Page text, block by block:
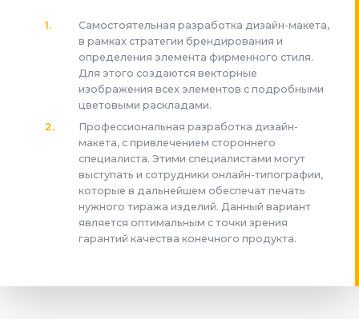
Самостоятельная разработка дизайн-макета,
в рамках стратегии брендирования и
определения элемента фирменного стиля.
Для этого создаются векторные
изображения всех элементов с подробными
цветовыми раскладами.
Профессиональная разработка дизайн-
макета, с привлечением стороннего
специалиста. Этими специалистами могут
выступать и сотрудники онлайн-типографии,
которые в дальнейшем обеспечат печать
нужного тиража изделий. Данный вариант
является оптимальным с точки зрения
гарантий качества конечного продукта.